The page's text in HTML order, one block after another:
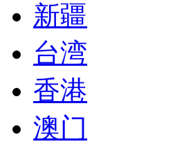
新疆
台湾
香港
澳门